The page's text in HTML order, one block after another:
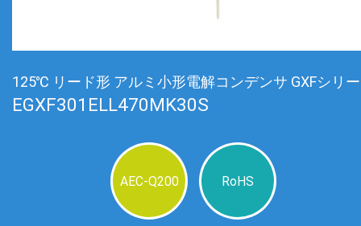
125℃ リード形 アルミ小形電解コンデンサ GXFシリ
EGXF301ELL470MK30S
AEC-Q200 RoHS